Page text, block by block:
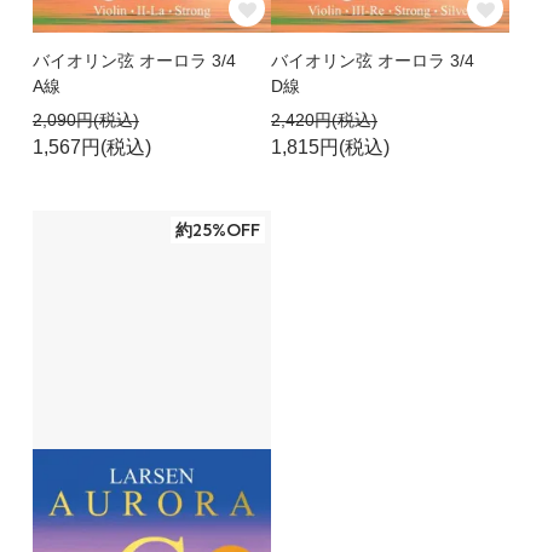
バイオリン弦 オーロラ 3/4
A線
2,090円(税込)
1,567円(税込)
バイオリン弦 オーロラ 3/4
D線
2,420円(税込)
1,815円(税込)
約25%OFF